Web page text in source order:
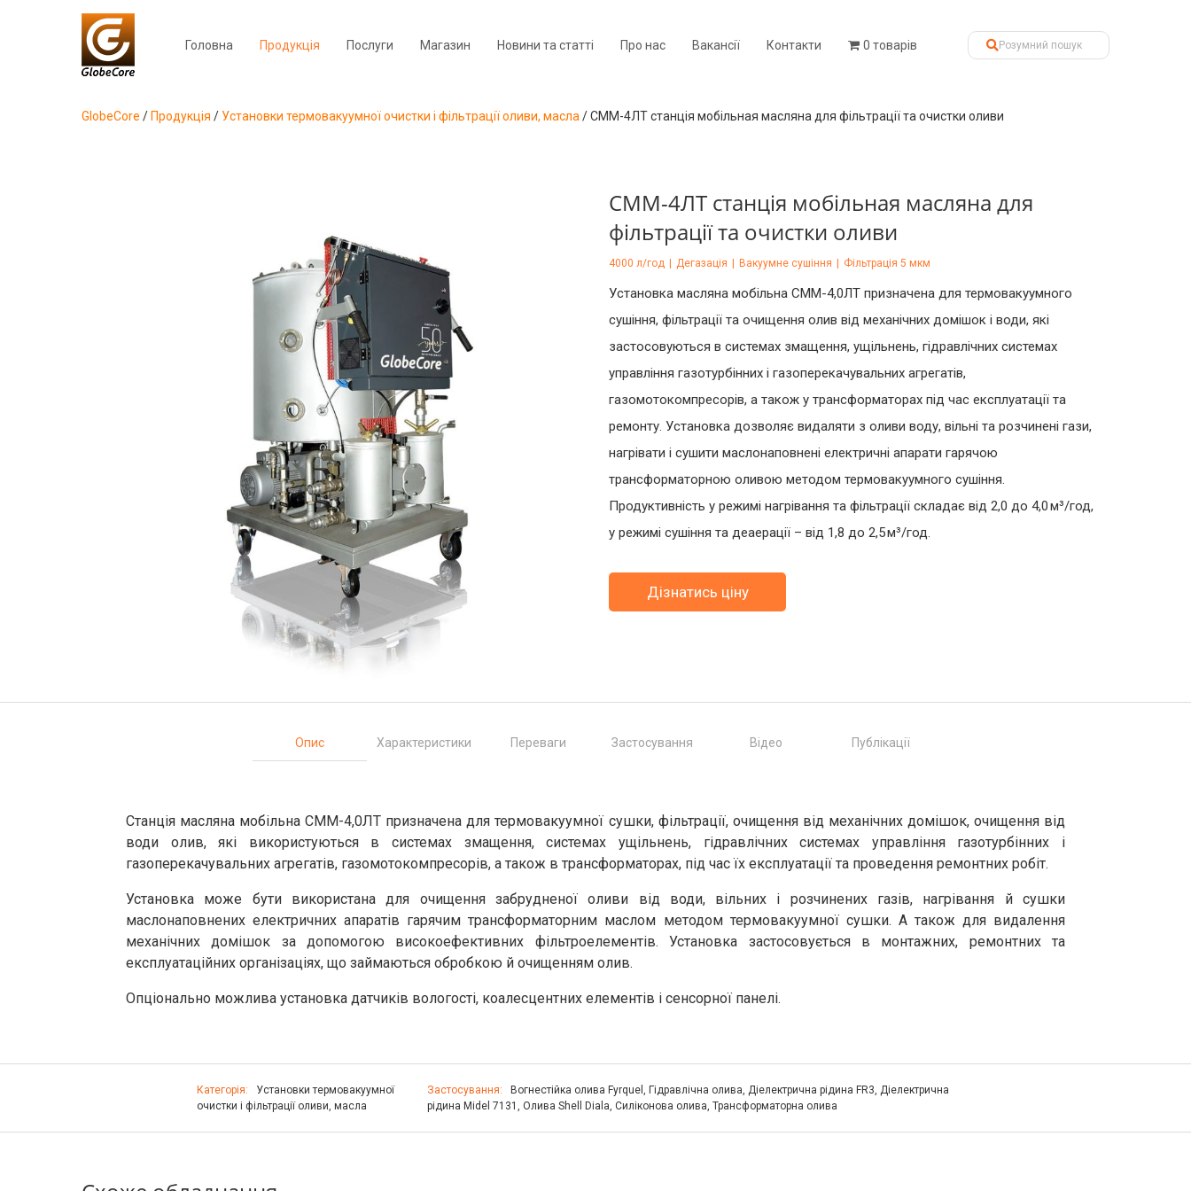
Головна Продукція Послуги Магазин Новини та статті Про нас Вакансії Контакти 0 товарів
GlobeCore / Продукція / Установки термовакуумної очистки і фільтрації оливи, масла /СММ-4ЛТ станція мобільная масляна для фільтрації та очистки оливи
СММ-4ЛТ станція мобільная масляна для
фільтрації та очистки оливи
4000 л/год Дегазація Вакуумне сушіння Фільтрація 5 мкм
Установка масляна мобільна СММ-4,0ЛТ призначена для термовакуумного
сушіння, фільтрації та очищення олив від механічних домішок і води, які
застосовуються в системах змащення, ущільнень, гідравлічних системах
управління газотурбінних і газоперекачувальних агрегатів,
газомотокомпресорів, а також у трансформаторах під час експлуатації та
ремонту. Установка дозволяє видаляти з оливи воду, вільні та розчинені гази,
нагрівати і сушити маслонаповнені електричні апарати гарячою
трансформаторною оливою методом термовакуумного сушіння.
Продуктивність у режимі нагрівання та фільтрації складає від 2,0 до 4,0 м³/год,
у режимі сушіння та деаерації – від 1,8 до 2,5 м³/год.
Дізнатись ціну
Опис Характеристики Переваги Застосування Відео Публікації
Станція масляна мобільна СММ-4,0ЛТ призначена для термовакуумної сушки, фільтрації, очищення від механічних домішок, очищення від
води олив, які використуються в системах змащення, системах ущільнень, гідравлічних системах управління газотурбінних і
газоперекачувальних агрегатів, газомотокомпресорів, а також в трансформаторах, під час їх експлуатації та проведення ремонтних робіт.
Установка може бути використана для очищення забрудненої оливи від води, вільних і розчинених газів, нагрівання й сушки
маслонаповнених електричних апаратів гарячим трансформаторним маслом методом термовакуумної сушки. А також для видалення
механічних домішок за допомогою високоефективних фільтроелементів. Установка застосовується в монтажних, ремонтних та
експлуатаційних організаціях, що займаються обробкою й очищенням олив.
Опціонально можлива установка датчиків вологості, коалесцентних елементів і сенсорної панелі.
Категорія:
Установки термовакуумної
очистки і фільтрації оливи, масла
Застосування: Вогнестійка олива Fyrquel Гідравлічна олива Діелектрична рідина FR3 Діелектрична
рідина Midel 7131
Олива Shell Diala Силіконова олива Трансформаторна олива